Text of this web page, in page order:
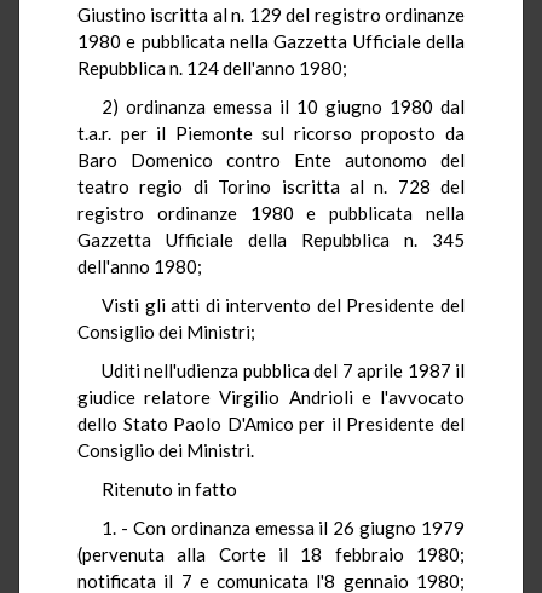
Giustino iscritta al n. 129 del registro ordinanze
1980 e pubblicata nella Gazzetta Ufficiale della
Repubblica n. 124 dell'anno 1980;
2) ordinanza emessa il 10 giugno 1980 dal
t.a.r. per il Piemonte sul ricorso proposto da
Baro Domenico contro Ente autonomo del
teatro regio di Torino iscritta al n. 728 del
registro ordinanze 1980 e pubblicata nella
Gazzetta Ufficiale della Repubblica n. 345
dell'anno 1980;
Visti gli atti di intervento del Presidente del
Consiglio dei Ministri;
Uditi nell'udienza pubblica del 7 aprile 1987 il
giudice relatore Virgilio Andrioli e l'avvocato
dello Stato Paolo D'Amico per il Presidente del
Consiglio dei Ministri.
Ritenuto in fatto
1. - Con ordinanza emessa il 26 giugno 1979
(pervenuta alla Corte il 18 febbraio 1980;
notificata il 7 e comunicata l'8 gennaio 1980;